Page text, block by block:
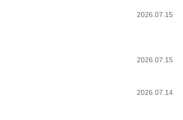
2026.07.15
2026.07.15
2026.07.14